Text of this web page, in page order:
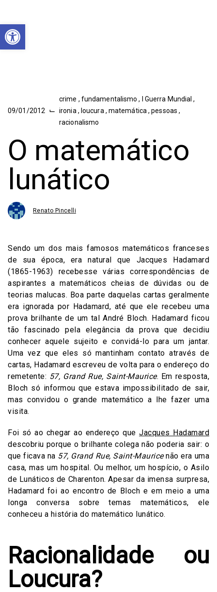
Abrir a barra de ferramentas
09/01/2012 ⌙
crime , fundamentalismo, I Guerra Mundial,
ironia , loucura , matemática,pessoas,
racionalismo
O matemático
lunático
Renato Pincelli
Sendo um dos mais famosos matemáticos franceses
de sua época, era natural que Jacques Hadamard
(1865-1963) recebesse várias correspondências de
aspirantes a matemáticos cheias de dúvidas ou de
teorias malucas. Boa parte daquelas cartas geralmente
era ignorada por Hadamard, até que ele recebeu uma
prova brilhante de um tal André Bloch. Hadamard ficou
tão fascinado pela elegância da prova que decidiu
conhecer aquele sujeito e convidá-lo para um jantar.
Uma vez que eles só mantinham contato através de
cartas, Hadamard escreveu de volta para o endereço do
remetente: 57, Grand Rue, Saint-Maurice. Em resposta,
Bloch só informou que estava impossibilitado de sair,
mas convidou o grande matemático a lhe fazer uma
visita.
Foi só ao chegar ao endereço queJacques Hadamard
descobriu porque o brilhante colega não poderia sair: o
que ficava na 57, Grand Rue, Saint-Mauricenão era uma
casa, mas um hospital. Ou melhor, um hospício, o Asilo
de Lunáticos de Charenton. Apesar da imensa surpresa,
Hadamard foi ao encontro de Bloch e em meio a uma
longa conversa sobre temas matemáticos, ele
conheceu a história do matemático lunático.
Racionalidade ou
Loucura?